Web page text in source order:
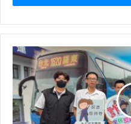
2018年農業部（前身為行
部門與民間社區團體，在
國土生物安全網絡，以人
「社會、生產、生態」地
「山谷裡的故事」即以此
上擬人化野生動物的角色